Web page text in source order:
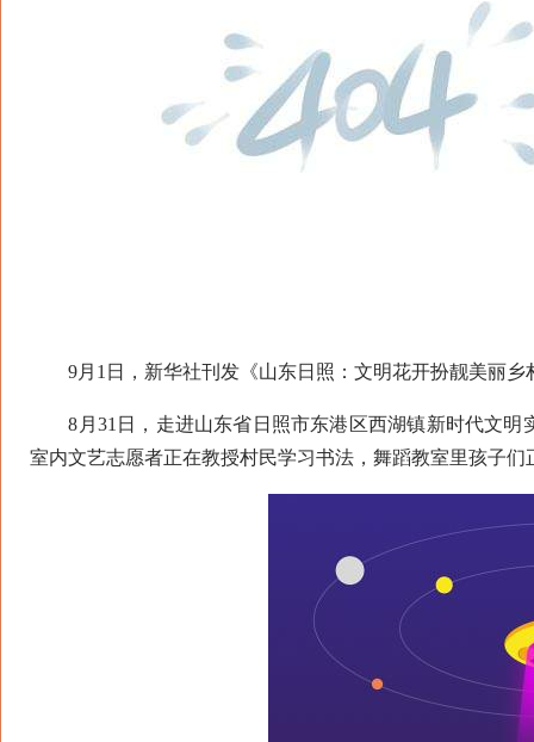
9月1日，新华社刊发《山东日照：文明花开扮靓美丽乡
8月31日，走进山东省日照市东港区西湖镇新时代文明
室内文艺志愿者正在教授村民学习书法，舞蹈教室里孩子